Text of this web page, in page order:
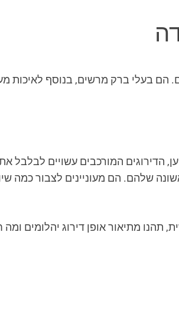
הם בעלי ברק מרשים, בנוסף לאיכות
הדירוגים המורכבים עשויים לבלבל
שלהם. הם מעוניינים לצבור כמה
מתיאור אופן דירוג יהלומים